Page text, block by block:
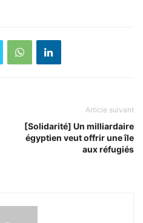
Article suivant
[Solidarité] Un milliardaire
égyptien veut offrir une île
aux réfugiés